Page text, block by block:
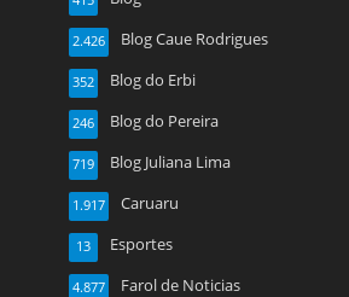
Blog Caue Rodrigues
2.426
Blog do Erbi
352
Blog do Pereira
246
Blog Juliana Lima
719
Caruaru
1.917
Esportes
13
Farol de Noticias
4.877